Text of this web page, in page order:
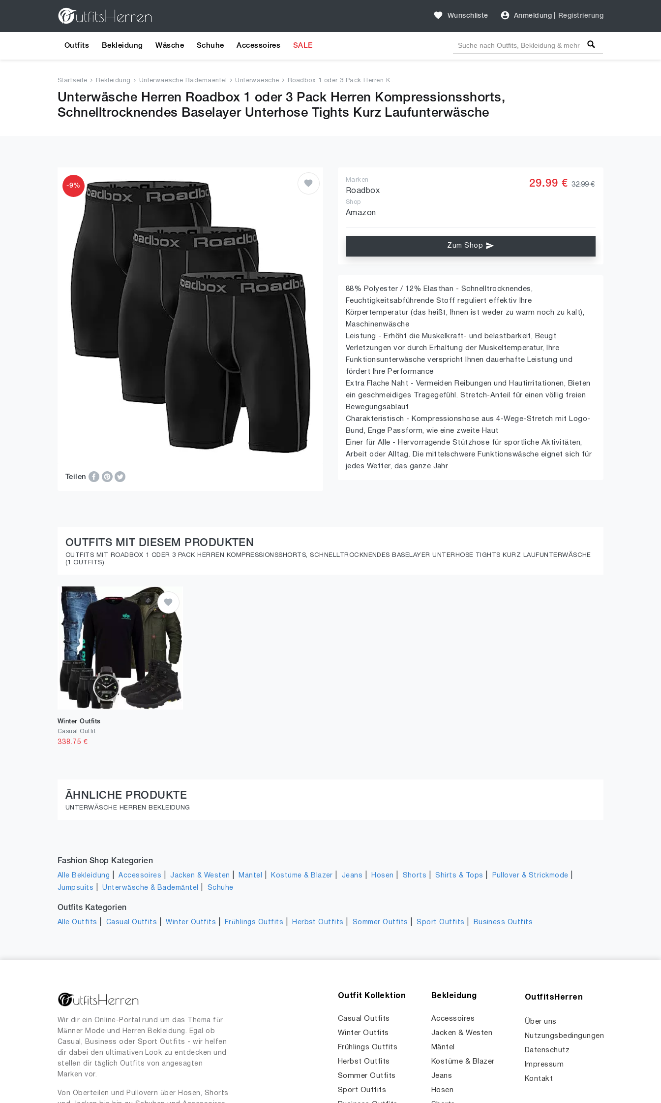
Wunschliste Anmeldung Registrierung
Outfits Bekleidung Wäsche Schuhe Accessoires SALE
Startseite Bekleidung Unterwaesche Bademaentel Unterwaesche Roadbox 1 oder 3 Pack Herren K...
Unterwäsche Herren Roadbox 1 oder 3 Pack Herren Kompressionsshorts,
Schnelltrocknendes Baselayer Unterhose Tights Kurz Laufunterwäsche
-9%
Teilen
Marken
Roadbox
Shop
Amazon
29.99 € 32.99 €
Zum Shop
88% Polyester / 12% Elasthan - Schnelltrocknendes,
Feuchtigkeitsabführende Stoff reguliert effektiv Ihre
Körpertemperatur (das heißt, Ihnen ist weder zu warm noch zu kalt),
Maschinenwäsche
Leistung - Erhöht die Muskelkraft- und belastbarkeit, Beugt
Verletzungen vor durch Erhaltung der Muskeltemperatur, Ihre
Funktionsunterwäsche verspricht Ihnen dauerhafte Leistung und
fördert Ihre Performance
Extra Flache Naht - Vermeiden Reibungen und Hautirritationen, Bieten
ein geschmeidiges Tragegefühl. Stretch-Anteil für einen völlig freien
Bewegungsablauf
Charakteristisch - Kompressionshose aus 4-Wege-Stretch mit Logo-
Bund, Enge Passform, wie eine zweite Haut
Einer für Alle - Hervorragende Stützhose für sportliche Aktivitäten,
Arbeit oder Alltag. Die mittelschwere Funktionswäsche eignet sich für
jedes Wetter, das ganze Jahr
OUTFITS MIT DIESEM PRODUKTEN
OUTFITS MIT ROADBOX 1 ODER 3 PACK HERREN KOMPRESSIONSSHORTS, SCHNELLTROCKNENDES BASELAYER UNTERHOSE TIGHTS KURZ LAUFUNTERWÄSCHE
(1 OUTFITS)
Winter Outfits
Casual Outfit
338.75 €
ÄHNLICHE PRODUKTE
UNTERWÄSCHE HERREN BEKLEIDUNG
Fashion Shop Kategorien
Alle Bekleidung |Accessoires |Jacken & Westen Mäntel Kostüme & Blazer Jeans Hosen Shorts |Shirts & Tops Pullover & Strickmode
Jumpsuits |Unterwäsche & Bademäntel Schuhe
Outfits Kategorien
Alle Outfits Casual Outfits |Winter Outfits Frühlings Outfits Herbst Outfits Sommer Outfits |Sport Outfits Business Outfits
Wir dir ein Online-Portal rund um das Thema für
Männer Mode und Herren Bekleidung. Egal ob
Casual, Business oder Sport Outfits - wir helfen
dir dabei den ultimativen Look zu entdecken und
stellen dir täglich Outfits von angesagten
Marken vor.
Von Oberteilen und Pullovern über Hosen, Shorts
Outfit Kollektion
Casual Outfits
Winter Outfits
Frühlings Outfits
Herbst Outfits
Sommer Outfits
Sport Outfits
Bekleidung
Accessoires
Jacken & Westen
Mäntel
Kostüme & Blazer
Jeans
Hosen
OutfitsHerren
Über uns
Nutzungsbedingungen
Datenschutz
Impressum
Kontakt